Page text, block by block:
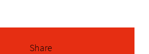
Share